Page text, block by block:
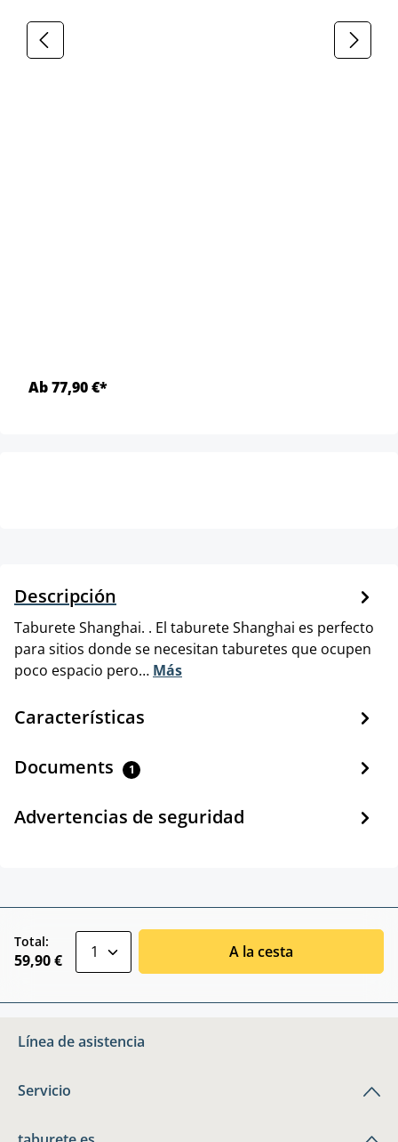
Ab 77,90 €*
Descripción
Taburete Shanghai. . El taburete Shanghai es perfecto
para sitios donde se necesitan taburetes que ocupen
poco espacio pero… Más
Características
Documents 1
Advertencias de seguridad
Total:
59,90 € A la cesta
Línea de asistencia
Servicio